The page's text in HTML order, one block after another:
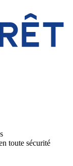
toute sécurité